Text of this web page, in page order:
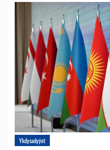
Ykdysadyýet